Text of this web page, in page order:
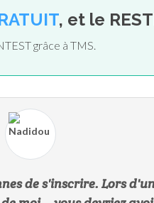
, et le
grâce à TMS.
de s'inscrire. Lors